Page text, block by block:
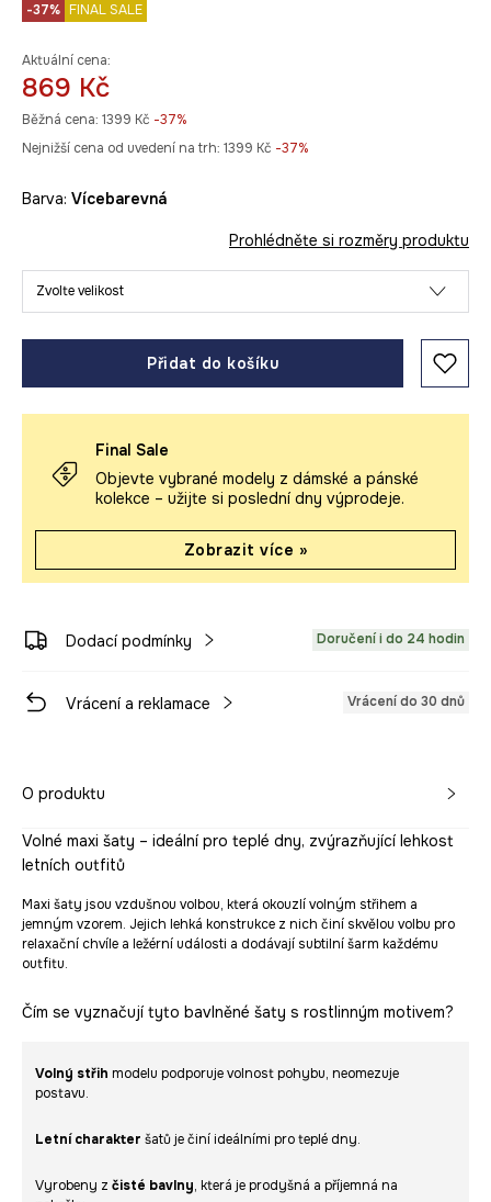
-37% FINAL SALE
Aktuální cena:
869 Kč
Běžná cena: 1399 Kč -37%
Nejnižší cena od uvedení na trh: 1399 Kč -37%
Barva: vícebarevná
Prohlédněte si rozměry produktu
Zvolte velikost
Přidat do košíku
Final Sale
Objevte vybrané modely z dámské a pánské
kolekce – užijte si poslední dny výprodeje.
Zobrazit více »
Dodací podmínky Doručení i do 24 hodin
Vrácení a reklamace Vrácení do 30 dnů
O produktu
Volné maxi šaty – ideální pro teplé dny, zvýrazňující lehkost
letních outfitů
Maxi šaty jsou vzdušnou volbou, která okouzlí volným střihem a
jemným vzorem. Jejich lehká konstrukce z nich činí skvělou volbu pro
relaxační chvíle a ležérní události a dodávají subtilní šarm každému
outfitu.
Čím se vyznačují tyto bavlněné šaty s rostlinným motivem?
Volný střih modelu podporuje volnost pohybu, neomezuje
postavu.
Letní charakter šatů je činí ideálními pro teplé dny.
Vyrobeny z čisté bavlny, která je prodyšná a příjemná na